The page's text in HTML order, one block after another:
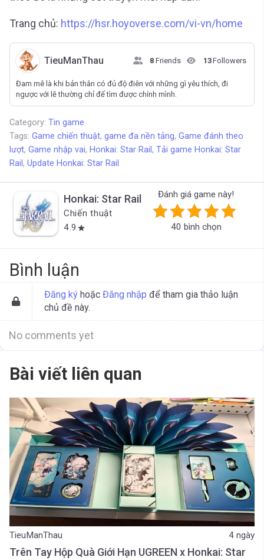
Trang chủ: https://hsr.hoyoverse.com/vi-vn/home
TieuManThau 8 Friends 13Followers
Đam mê là khi bản thân có đủ độ điên với những gì yêu thích, đi
ngược với lẽ thường chỉ để tìm được chính mình.
Category: Tin game
Tags: Game chiến thuật, game đa nền tảng, Game đánh theo
lượt, Game nhập vai, Honkai: Star Rail , Tải game Honkai: Star
Rail , Update Honkai: Star Rail
Honkai: Star Rail
Chiến thuật
4.9 star
Đánh giá game này!
40 bình chọn
Bình luận
Đăng ký hoặc Đăng nhập để tham gia thảo luận
chủ đề này.
No comments yet
Bài viết liên quan
TieuManThau 4 ngày
Trên Tay Hộp Quà Giới Hạn UGREEN x Honkai: Star